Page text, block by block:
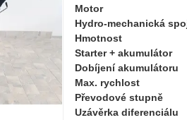
Motor
Hydro-mechanická
Hmotnost
Starter + akumulátor
Dobíjení akumulátoru
Max. rychlost
Převodové stupně
Uzávěrka diferenciálu